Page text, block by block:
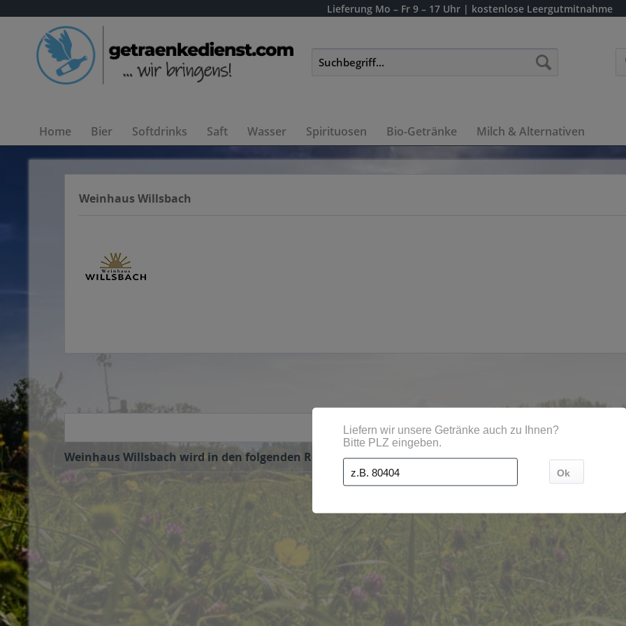
Lieferung Mo – Fr 9 – 17 Uhr | kostenlose Leergutmitnahme
Home Bier Softdrinks Saft Wasser Spirituosen Bio-Getränke Milch & Alternativen
Weinhaus Willsbach
Weinhaus Willsbach wird in den folgenden Regionen, Städten, Orten und Postleitzahl-Gebieten